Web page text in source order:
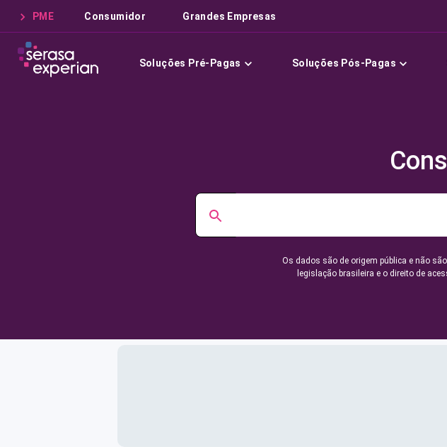
PME Consumidor Grandes Empresas
Soluções Pré-Pagas Soluções Pós-Pagas
Os dados são de origem pública e não
legislação brasileira e o direito de